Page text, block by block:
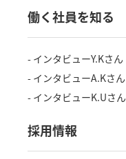
働く社員を知る
- インタビューY.Kさん
- インタビューA.Kさん
- インタビューK.Uさん
採用情報